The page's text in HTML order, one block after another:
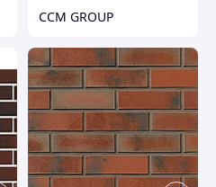
CCM GROUP